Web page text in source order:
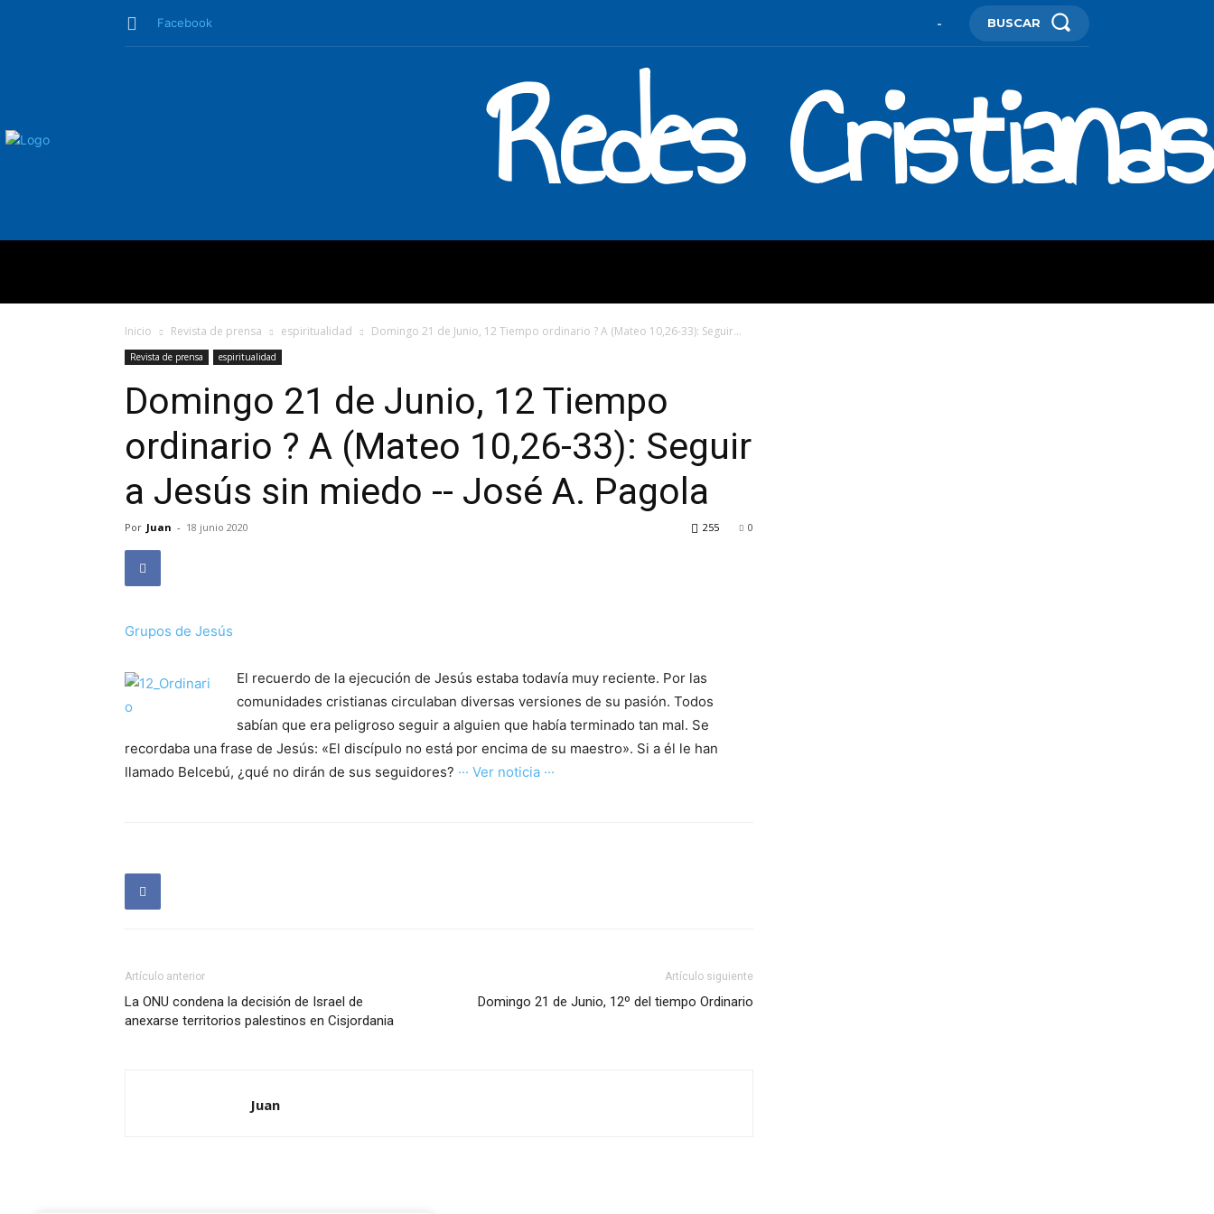
Facebook - BUSCAR
Redes Cristianas
Inicio Revista de prensa espiritualidad Domingo 21 de Junio, 12 Tiempo ordinario ? A (Mateo 10,26-33): Seguir...
Revista de prensa espiritualidad
Domingo 21 de Junio, 12 Tiempo
ordinario ? A (Mateo 10,26-33): Seguir
a Jesús sin miedo -- José A. Pagola
Por Juan - 18 junio 2020 0
255
Grupos de Jesús
El recuerdo de la ejecución de Jesús estaba todavía muy reciente. Por las
comunidades cristianas circulaban diversas versiones de su pasión. Todos
sabían que era peligroso seguir a alguien que había terminado tan mal. Se
recordaba una frase de Jesús: «El discípulo no está por encima de su maestro». Si a él le han
llamado Belcebú, ¿qué no dirán de sus seguidores? ··· Ver noticia ···
Artículo anterior
La ONU condena la decisión de Israel de
anexarse territorios palestinos en Cisjordania
Artículo siguiente
Domingo 21 de Junio, 12º del tiempo Ordinario
Juan